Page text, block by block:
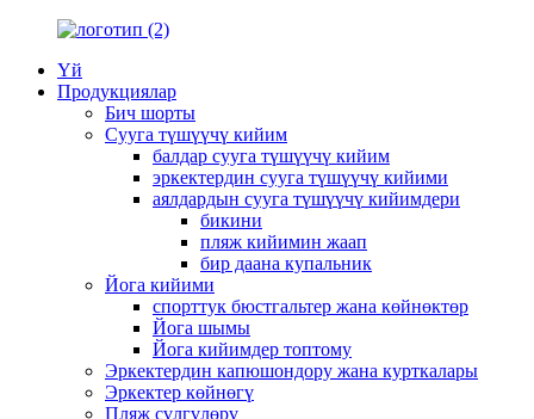
Үй
Продукциялар
Бич шорты
Сууга түшүүчү кийим
балдар сууга түшүүчү кийим
эркектердин сууга түшүүчү кийими
аялдардын сууга түшүүчү кийимдери
бикини
пляж кийимин жаап
бир даана купальник
Йога кийими
спорттук бюстгальтер жана көйнөктөр
Йога шымы
Йога кийимдер топтому
Эркектердин капюшондору жана курткалары
Эркектер көйнөгү
Пляж сүлгүлөрү